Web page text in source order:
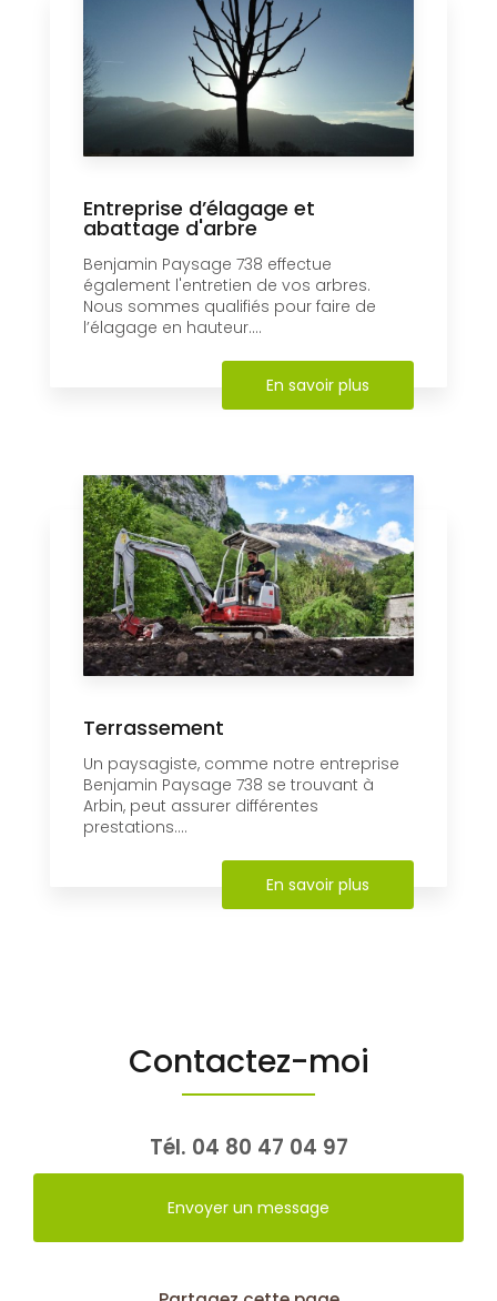
Entreprise d’élagage et
abattage d'arbre
Benjamin Paysage 738 effectue
également l'entretien de vos arbres.
Nous sommes qualifiés pour faire de
l’élagage en hauteur....
En savoir plus
Terrassement
Un paysagiste, comme notre entreprise
Benjamin Paysage 738 se trouvant à
Arbin, peut assurer différentes
prestations....
En savoir plus
Contactez-moi
Tél. 04 80 47 04 97
Envoyer un message